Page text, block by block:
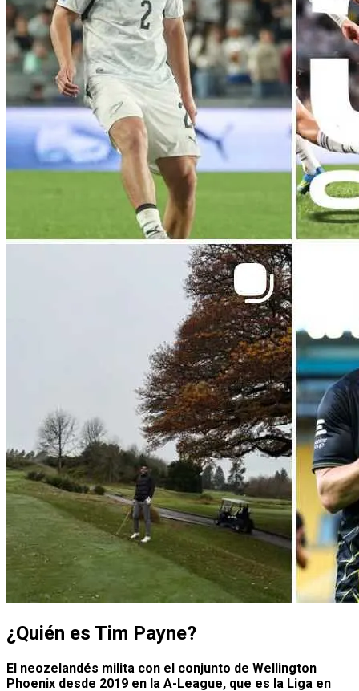
¿Quién es Tim Payne?
El neozelandés milita con el conjunto de Wellington
Phoenix desde 2019 en la A-League, que es la Liga en